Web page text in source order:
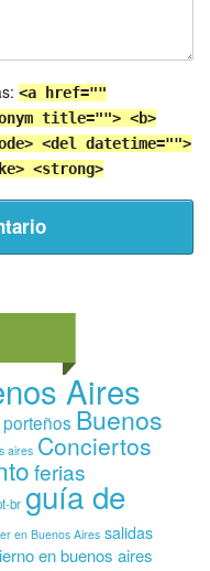
<a href=""
title=""> <b>
<del datetime="">
<strong>
Aires
Buenos
aires Conciertos
ferias
br guía de
en Buenos Aires salidas
en buenos aires